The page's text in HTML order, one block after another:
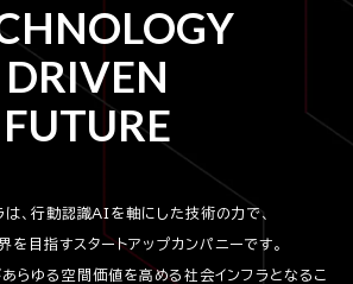
DRIVEN
FUTURE
、行動認識AIを軸にした技術の力で、
を目指すスタートアップカンパニーです。
らゆる空間価値を高める社会インフラとなるこ